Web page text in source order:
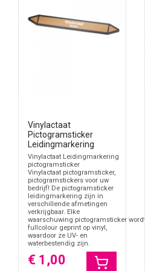
Vinylactaat
Pictogramsticker
Leidingmarkering
Vinylactaat Leidingmarkering
pictogramsticker
Vinylactaat pictogramsticker,
pictogramstickers voor uw
bedrijf! De pictogramsticker
leidingmarkering zijn in
verschillende afmetingen
verkrijgbaar. Elke
waarschuwing pictogramsticker wordt
fullcolour geprint op vinyl,
waardoor ze UV- en
waterbestendig zijn.
€ 1,00